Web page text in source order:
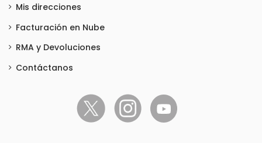
Mis direcciones
Facturación en Nube
RMA y Devoluciones
Contáctanos